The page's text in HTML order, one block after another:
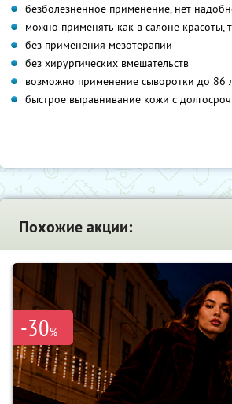
безболезненное применение, нет
можно применять как в салоне красоты,
без применения мезотерапии
без хирургических вмешательств
возможно применение сыворотки до 86
быстрое выравнивание кожи с
Похожие акции:
-30%